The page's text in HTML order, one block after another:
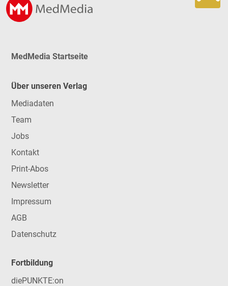
MedMedia Startseite
Über unseren Verlag
Mediadaten
Team
Jobs
Kontakt
Print-Abos
Newsletter
Impressum
AGB
Datenschutz
Fortbildung
diePUNKTE:on